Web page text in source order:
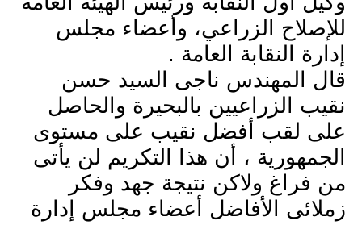
للإصلاح الزراعي، وأعضاء مجلس
إدارة النقابة العامة .
قال المهندس ناجى السيد حسن
نقيب الزراعيين بالبحيرة والحاصل
على لقب أفضل نقيب على مستوى
الجمهورية ، أن هذا التكريم لن يأتى
من فراغ ولاكن نتيجة جهد وفكر
زملائى الأفاضل أعضاء مجلس إدارة